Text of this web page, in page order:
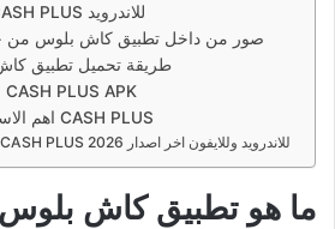
اهمية تحميل تطبيق CASH PLUS للاندرويد
صور من داخل تطبيق كاش بلوس من
طريقة تحميل تطبيق
مميزات تحميل تطبيق CASH PLUS APK
اهم الاسئلة الهامة حول تطبيق CASH PLUS
روابط تحميل تطبيق CASH PLUS للاندرويد وللايفون اخر اصدار 2026
ما هو تطبيق كاش بلوس